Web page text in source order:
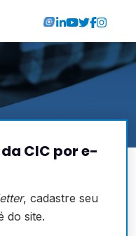
CIC por e-
, cadastre seu
do site.